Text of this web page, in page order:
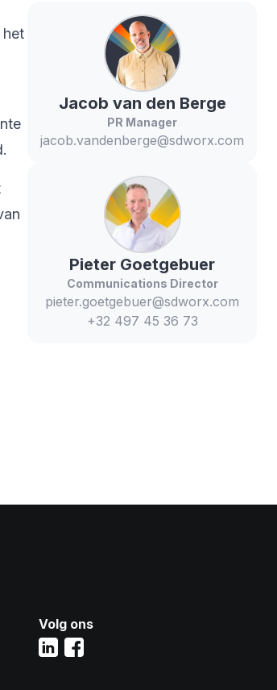
het
Jacob van den Berge
PR Manager
jacob.vandenberge@sdworx.com
Pieter Goetgebuer
Communications Director
pieter.goetgebuer@sdworx.com
+32 497 45 36 73
Volg ons